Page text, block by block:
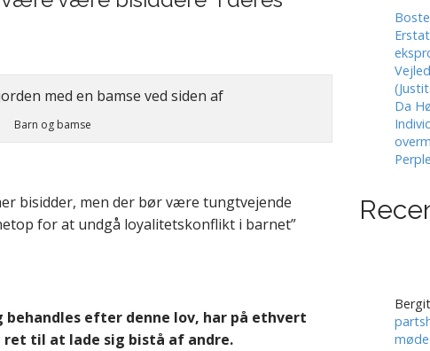
Barn og bamse
bisidder, men der bør være tungtvejende
for at undgå loyalitetskonflikt i barnet”
behandles efter denne lov, har på ethvert
til at lade sig bistå af andre.
Da
møde